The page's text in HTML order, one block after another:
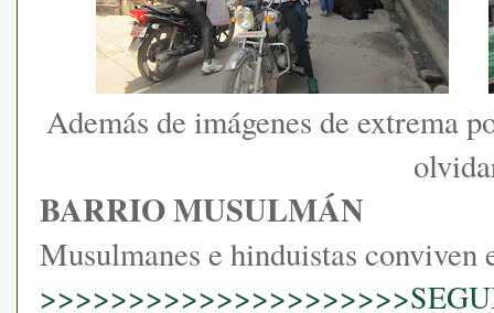
Además de imágenes de extrema
BARRIO MUSULMÁN
Musulmanes e hinduistas conviven